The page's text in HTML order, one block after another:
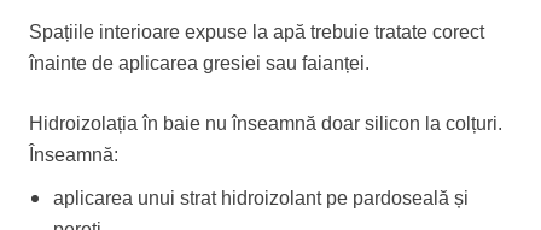
Spațiile interioare expuse la apă trebuie tratate corect
înainte de aplicarea gresiei sau faianței.
Hidroizolația în baie nu înseamnă doar silicon la colțuri.
Înseamnă:
aplicarea unui strat hidroizolant pe pardoseală și